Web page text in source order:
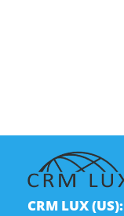
CRM LUX (US):